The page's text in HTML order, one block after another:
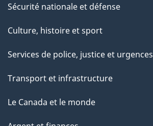
Sécurité nationale et défense
Culture, histoire et sport
Services de police, justice et urgences
Transport et infrastructure
Le Canada et le monde